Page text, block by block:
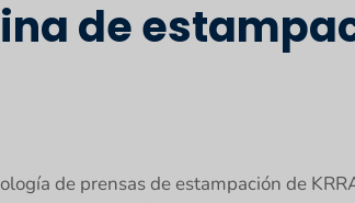
de
de prensas de estampación de